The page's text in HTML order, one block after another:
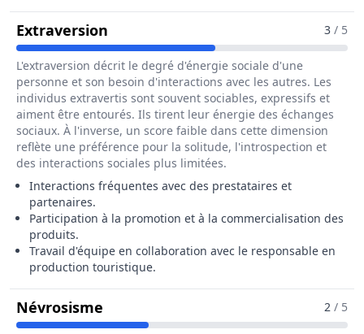
Extraversion Pour Le Métier De Assistant /3 / 5
L'extraversion décrit le degré d'énergie sociale d'une
personne et son besoin d'interactions avec les autres. Les
individus extravertis sont souvent sociables, expressifs et
aiment être entourés. Ils tirent leur énergie des échanges
sociaux. À l'inverse, un score faible dans cette dimension
reflète une préférence pour la solitude, l'introspection et
des interactions sociales plus limitées.
Interactions fréquentes avec des prestataires et
partenaires.
Participation à la promotion et à la commercialisation des
produits.
Travail d'équipe en collaboration avec le responsable en
production touristique.
Névrosisme Pour Le Métier De Assistant / 2 / 5